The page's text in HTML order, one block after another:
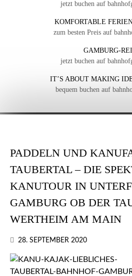
jetzt buchen auf
KOMFORTABLE
zum besten Preis auf
GAMBURG-
jetzt buchen auf
IT’S ABOUT MAKING
bequem buchen auf
PADDELN UND
TAUBERTAL – DIE
KANUTOUR IN
GAMBURG OB DER
WERTHEIM AM MAIN
28. SEPTEMBER 2020